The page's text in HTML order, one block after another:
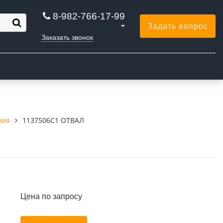
8-982-766-17-99
Заказать звонок
Задать вопрос
1137506C1 ОТВАЛ
Цена по запросу